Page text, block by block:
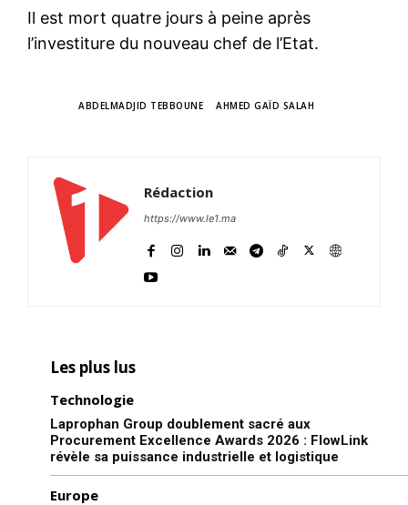
Il est mort quatre jours à peine après
l’investiture du nouveau chef de l’Etat.
ABDELMADJID TEBBOUNE AHMED GAÏD SALAH
Rédaction
https://www.le1.ma
Les plus lus
Technologie
Laprophan Group doublement sacré aux
Procurement Excellence Awards 2026 : FlowLink
révèle sa puissance industrielle et logistique
Europe